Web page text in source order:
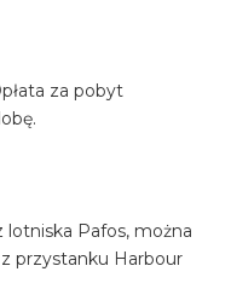
za pobyt
Pafos, można
przystanku Harbour